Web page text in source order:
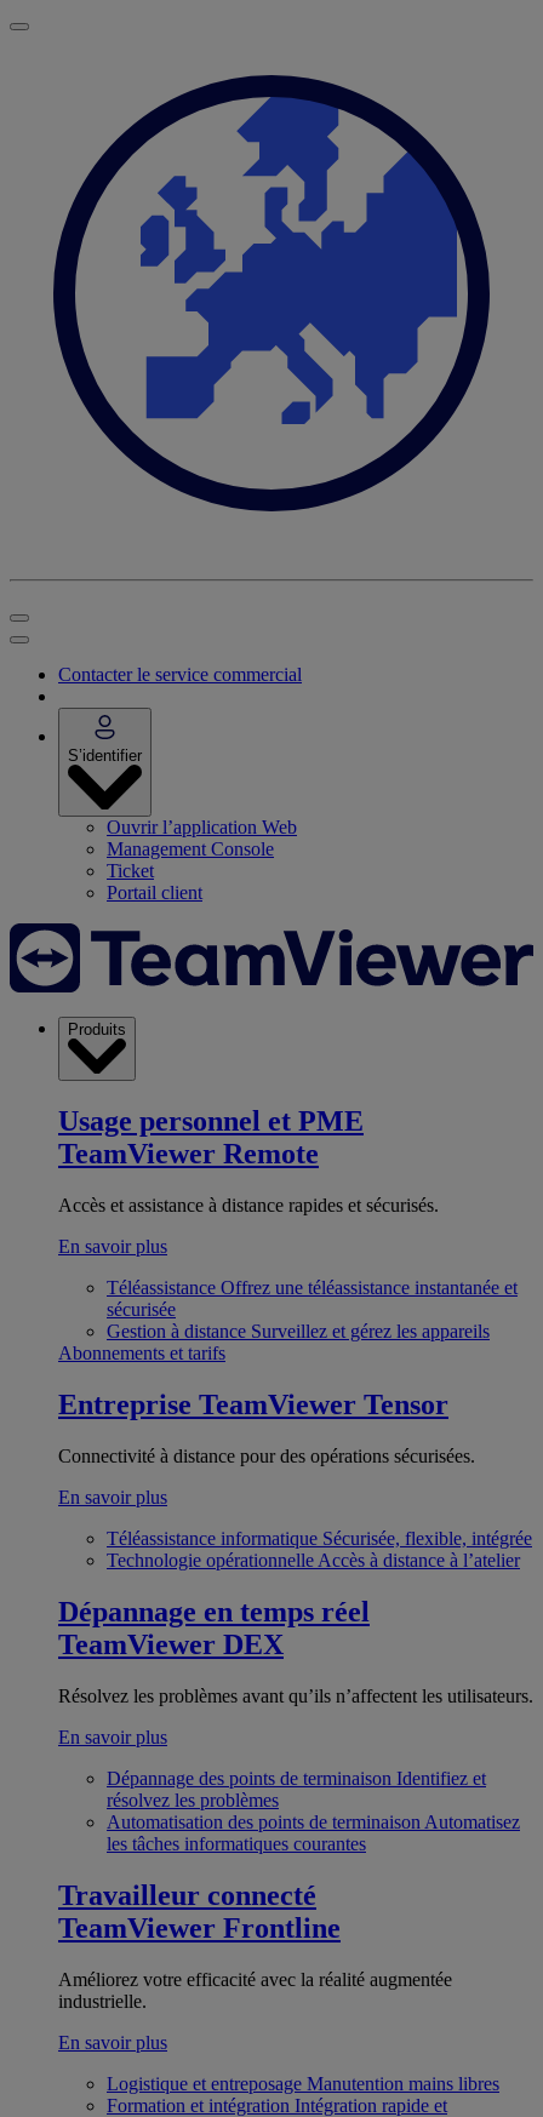
Contacter le service commercial
S’identifier
Ouvrir l’application Web
Management Console
Ticket
Portail client
Produits
Usage personnel et PME
TeamViewer Remote
Accès et assistance à distance rapides et sécurisés.
En savoir plus
Téléassistance Offrez une téléassistance instantanée et
sécurisée
Gestion à distance Surveillez et gérez les appareils
Abonnements et tarifs
Entreprise TeamViewer Tensor
Connectivité à distance pour des opérations sécurisées.
En savoir plus
Téléassistance informatique Sécurisée, flexible, intégrée
Technologie opérationnelle Accès à distance à l’atelier
Dépannage en temps réel
TeamViewer DEX
Résolvez les problèmes avant qu’ils n’affectent les utilisateurs.
En savoir plus
Dépannage des points de terminaison Identifiez et
résolvez les problèmes
Automatisation des points de terminaison Automatisez
les tâches informatiques courantes
Travailleur connecté
TeamViewer Frontline
Améliorez votre efficacité avec la réalité augmentée
industrielle.
En savoir plus
Logistique et entreposage Manutention mains libres
Formation et intégration Intégration rapide et